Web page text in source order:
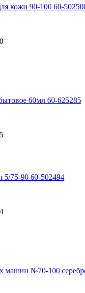
кожи 90-100 60-
60мл 60-625285
5/75-90 60-502494
машин №70-100